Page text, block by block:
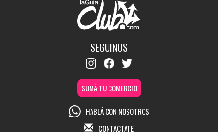
SEGUINOS
SUMÁ TU COMERCIO
HABLÁ CON NOSOTROS
CONTACTATE